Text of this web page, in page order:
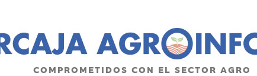
COMPROMETIDOS CON EL SECTOR AGRO